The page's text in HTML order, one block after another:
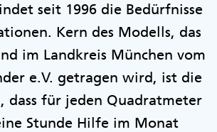
seit 1996 die Bedürfnisse
Kern des Modells, das
im Landkreis München vom
e.V. getragen wird, ist die
dass für jeden Quadratmeter
Stunde Hilfe im Monat